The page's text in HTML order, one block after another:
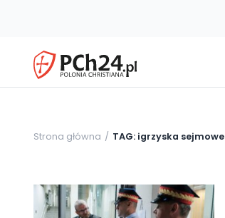
Strona główna TAG: igrzyska sejmowe